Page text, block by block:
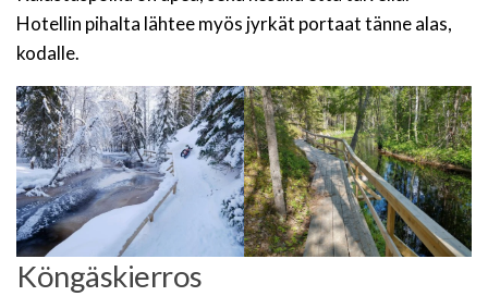
Hotellin pihalta lähtee myös jyrkät portaat tänne alas,
kodalle.
Köngäskierros